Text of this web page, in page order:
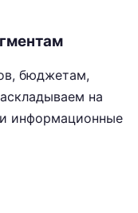
бюджетам,
на
информационные